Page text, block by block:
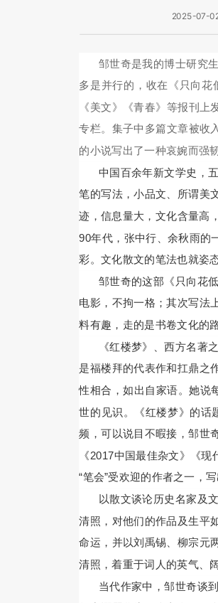
2025-07-
邹世奇是我的博士研究
多是并行的，收在《只向花
《美文》《青春》等报刊
专栏。集子中多篇文章被收
的小说写出了一种哀婉而强
中国百余年新文学史，
笔的写法，小品文、所谓美
迹，信息量大，文化含量高
90年代，张中行、余秋雨的
彩。文化散文的笔法也就姿
邹世奇的这部《只向花
电影，不拘一格；其次写法
料有趣，走的是书卷文化的路
《红楼梦》、西方名著
是福楼拜的代表作和扛鼎之
性相合，如出自家语。她说
世的见识。《红楼梦》的话
频，可以说目不暇接，邹世
《2017中国最佳杂文》《
“笔会”受欢迎的作者之一，
以散文谈论历史名家及
清照，对他们的作品及生平
命运，并以刘禹锡、柳宗元
清照，着重于词人的英气、
当代作家中，邹世奇谈